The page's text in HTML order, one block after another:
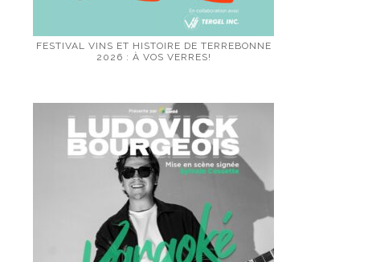
FESTIVAL VINS ET HISTOIRE DE TERREBONNE
2026 : À VOS VERRES!